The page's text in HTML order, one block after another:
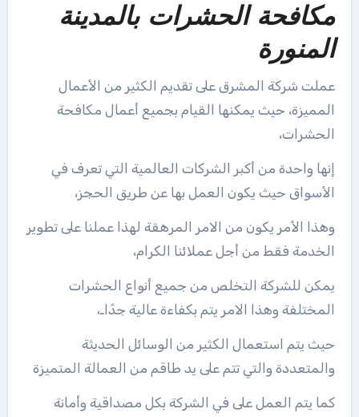
مكافحة الحشرات بالمدينة
المنورة
عملت شركة المشرق على تقديم الكثير من الأعمال
المميزة، حيث يمكنها القيام بجميع أعمال مكافحة
الحشرات،
إنها واحدة من أكبر الشركات العالمية التي تعرف في
الأسواق حيث يكون العمل بها عن طريق الحجز،
وهذا الأمر يكون من الامر المرهقة لهذا عملنا على تطوير
الخدمة فقط من أجل عملائنا الكرام،
يمكن للشركة التخلص من جميع أنواع الحشرات
المختلفة وهذا الامر يتم بكفاءة عالية جدًاـ،
حيث يتم استعمال الكثير من الوسائل الحديثة
والمتعددة والتي تتم على يد طاقم من العمالة المتميزة
كما يتم العمل على في الشركة بكل مصداقية وأمانة